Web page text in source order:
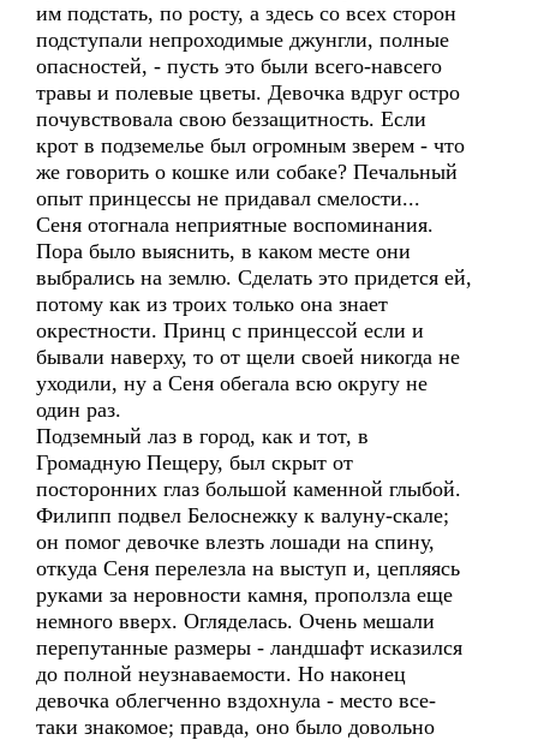
им подстать, по росту, а здесь со всех сторон
подступали непроходимые джунгли, полные
опасностей, - пусть это были всего-навсего
травы и полевые цветы. Девочка вдруг остро
почувствовала свою беззащитность. Если
крот в подземелье был огромным зверем - что
же говорить о кошке или собаке? Печальный
опыт принцессы не придавал смелости...
Сеня отогнала неприятные воспоминания.
Пора было выяснить, в каком месте они
выбрались на землю. Сделать это придется ей,
потому как из троих только она знает
окрестности. Принц с принцессой если и
бывали наверху, то от щели своей никогда не
уходили, ну а Сеня обегала всю округу не
один раз.
Подземный лаз в город, как и тот, в
Громадную Пещеру, был скрыт от
посторонних глаз большой каменной глыбой.
Филипп подвел Белоснежку к валуну-скале;
он помог девочке влезть лошади на спину,
откуда Сеня перелезла на выступ и, цепляясь
руками за неровности камня, проползла еще
немного вверх. Огляделась. Очень мешали
перепутанные размеры - ландшафт исказился
до полной неузнаваемости. Но наконец
девочка облегченно вздохнула - место все-
таки знакомое; правда, оно было довольно